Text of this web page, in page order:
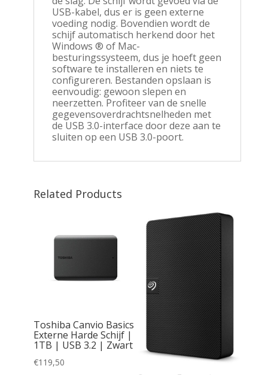
USB-kabel, dus er is geen externe
voeding nodig. Bovendien wordt de
schijf automatisch herkend door het
Windows ® of Mac-
besturingssysteem, dus je hoeft geen
software te installeren en niets te
configureren. Bestanden opslaan is
eenvoudig: gewoon slepen en
neerzetten. Profiteer van de snelle
gegevensoverdrachtsnelheden met
de USB 3.0-interface door deze aan te
sluiten op een USB 3.0-poort.
Related Products
Toshiba Canvio Basics
Externe Harde Schijf |
1TB | USB 3.2 | Zwart
€119,50